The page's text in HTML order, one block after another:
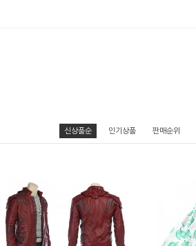
신상품순 인기상품 판매순위